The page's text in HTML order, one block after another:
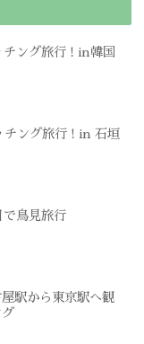
ング旅行 ! in韓国
チング旅行 ! in 石垣
で鳥見旅行
屋駅から東京駅へ観